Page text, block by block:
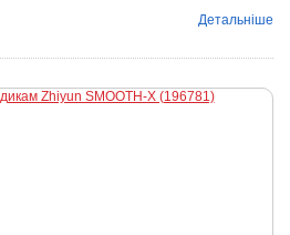
Детальніше